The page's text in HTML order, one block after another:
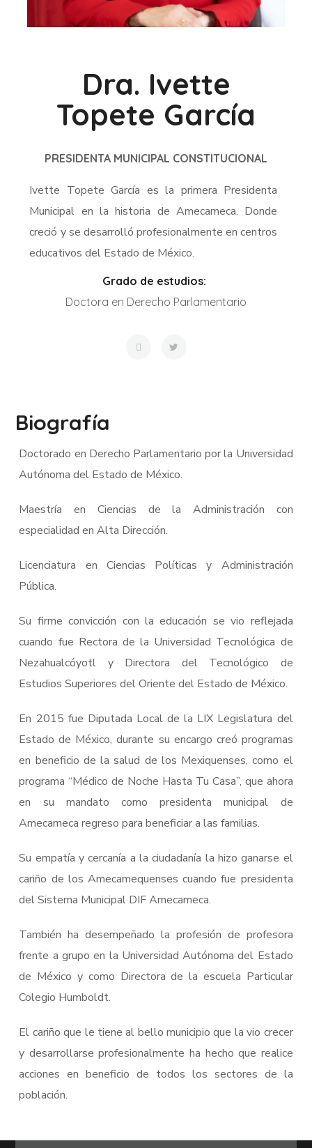
Dra. Ivette
Topete García
PRESIDENTA MUNICIPAL CONSTITUCIONAL
Ivette Topete García es la primera Presidenta
Municipal en la historia de Amecameca. Donde
creció y se desarrolló profesionalmente en centros
educativos del Estado de México.
Grado de estudios:
Doctora en Derecho Parlamentario
Biografía
Doctorado en Derecho Parlamentario por la Universidad
Autónoma del Estado de México.
Maestría en Ciencias de la Administración con
especialidad en Alta Dirección.
Licenciatura en Ciencias Políticas y Administración
Pública.
Su firme convicción con la educación se vio reflejada
cuando fue Rectora de la Universidad Tecnológica de
Nezahualcóyotl y Directora del Tecnológico de
Estudios Superiores del Oriente del Estado de México.
En 2015 fue Diputada Local de la LIX Legislatura del
Estado de México, durante su encargo creó programas
en beneficio de la salud de los Mexiquenses, como el
programa “Médico de Noche Hasta Tu Casa”, que ahora
en su mandato como presidenta municipal de
Amecameca regreso para beneficiar a las familias.
Su empatía y cercanía a la ciudadanía la hizo ganarse el
cariño de los Amecamequenses cuando fue presidenta
del Sistema Municipal DIF Amecameca.
También ha desempeñado la profesión de profesora
frente a grupo en la Universidad Autónoma del Estado
de México y como Directora de la escuela Particular
Colegio Humboldt.
El cariño que le tiene al bello municipio que la vio crecer
y desarrollarse profesionalmente ha hecho que realice
acciones en beneficio de todos los sectores de la
población.